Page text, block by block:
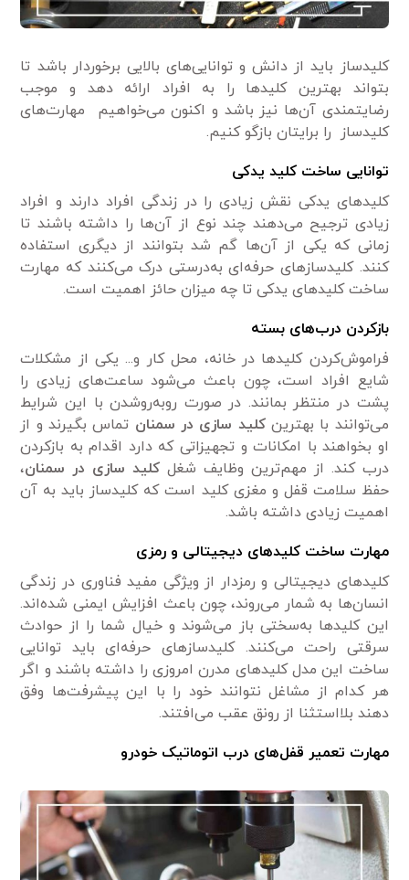
کلیدساز باید از دانش و توانایی‌های بالایی برخوردار باشد تا
بتواند بهترین کلیدها را به افراد ارائه دهد و موجب
رضایتمندی آن‌ها نیز باشد و اکنون می‌خواهیم مهارت‌های
کلیدساز را برایتان بازگو کنیم.
توانایی ساخت کلید یدکی
کلیدهای یدکی نقش زیادی را در زندگی افراد دارند و افراد
زیادی ترجیح می‌دهند چند نوع از آن‌ها را داشته باشند تا
زمانی که یکی از آن‌ها گم شد بتوانند از دیگری استفاده
کنند. کلیدسازهای حرفه‌ای به‌درستی درک می‌کنند که مهارت
ساخت کلیدهای یدکی تا چه میزان حائز اهمیت است.
بازکردن درب‌های بسته
فراموش‌کردن کلیدها در خانه، محل کار و..‌. یکی از مشکلات
شایع افراد است، چون باعث می‌شود ساعت‌های زیادی را
پشت در منتظر بمانند. در صورت روبه‌روشدن با این شرایط
می‌توانند با بهترینکلید سازی در سمنان تماس بگیرند و از
او بخواهند با امکانات و تجهیزاتی که دارد اقدام به بازکردن
درب کند. از مهم‌ترین وظایف شغل کلید سازی در سمنان،
حفظ سلامت قفل و مغزی کلید است که کلیدساز باید به آن
اهمیت زیادی داشته باشد.
مهارت ساخت کلیدهای دیجیتالی و رمزی
کلیدهای دیجیتالی و رمزدار از ویژگی مفید فناوری در زندگی
انسان‌ها به شمار می‌روند، چون باعث افزایش ایمنی شده‌اند.
این کلیدها به‌سختی باز می‌شوند و خیال شما را از حوادث
سرقتی راحت می‌کنند. کلیدسازهای حرفه‌ای باید توانایی
ساخت این مدل کلیدهای مدرن امروزی را داشته باشند و اگر
هر کدام از مشاغل نتوانند خود را با این پیشرفت‌ها وفق
دهند بلااستثنا از رونق عقب می‌افتند.
مهارت تعمیر قفل‌های درب اتوماتیک خودرو